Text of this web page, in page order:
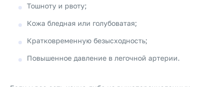
Тошноту и рвоту;
Кожа бледная или голубоватая;
Кратковременную безысходность;
Повышенное давление в легочной артерии.